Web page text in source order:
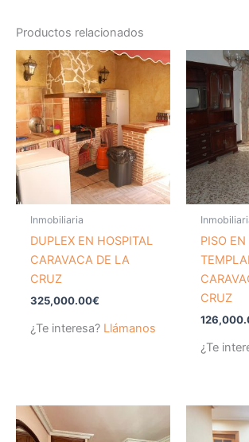
Productos relacionados
Inmobiliaria
DUPLEX EN HOSPITAL
CARAVACA DE LA
CRUZ
325,000.00€
¿Te interesa? Llámanos
PISO
CRUZ
¿Te